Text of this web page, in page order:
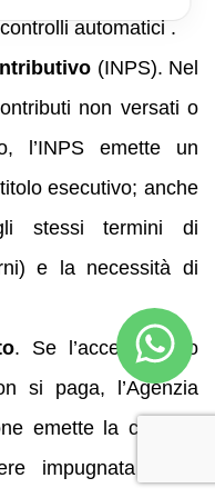
automatici .
(INPS). Nel
non versati o
l’INPS emette un
esecutivo; anche
stessi termini di
e la necessità di
. Se l’accertamento
si paga, l’Agenzia
emette la cartella.
impugnata entro